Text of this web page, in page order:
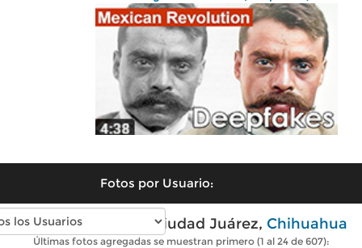
Fotos por Usuario:
Fotos antiguas de Ciudad Juárez, Chihuahua
Últimas fotos agregadas se muestran primero (1 al 24 de 607):